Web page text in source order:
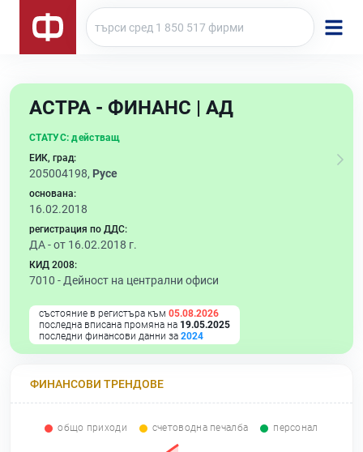
АСТРА - ФИНАНС | АД
СТАТУС: действащ
ЕИК, град:
205004198, Русе
основана:
16.02.2018
регистрация по ДДС:
ДА - от 16.02.2018 г.
КИД 2008:
7010 - Дейност на централни офиси
състояние в регистъра към 05.08.2026
последна вписана промяна на 19.05.2025
последни финансови данни за 2024
ФИНАНСОВИ ТРЕНДОВЕ
общо приходи счетоводна печалба персонал